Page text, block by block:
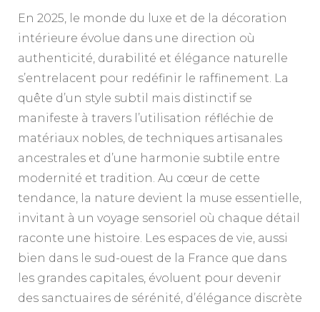
En 2025, le monde du luxe et de la décoration
intérieure évolue dans une direction où
authenticité, durabilité et élégance naturelle
s’entrelacent pour redéfinir le raffinement. La
quête d’un style subtil mais distinctif se
manifeste à travers l’utilisation réfléchie de
matériaux nobles, de techniques artisanales
ancestrales et d’une harmonie subtile entre
modernité et tradition. Au cœur de cette
tendance, la nature devient la muse essentielle,
invitant à un voyage sensoriel où chaque détail
raconte une histoire. Les espaces de vie, aussi
bien dans le sud-ouest de la France que dans
les grandes capitales, évoluent pour devenir
des sanctuaires de sérénité, d’élégance discrète